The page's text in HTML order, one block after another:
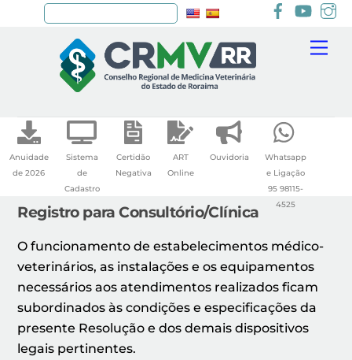
Anuidade
de 2026
Sistema
de
Cadastro
Certidão
Negativa
ART
Online
Ouvidoria
Whatsapp
e Ligação
95 98115-
4525
Registro para Consultório/Clínica
O funcionamento de estabelecimentos médico-
veterinários, as instalações e os equipamentos
necessários aos atendimentos realizados ficam
subordinados às condições e especificações da
presente Resolução e dos demais dispositivos
legais pertinentes.